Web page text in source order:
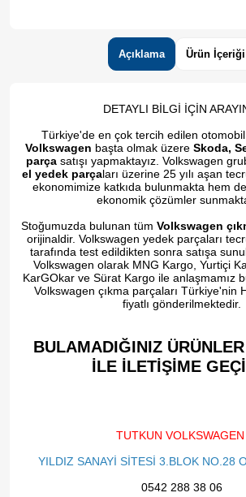
Açıklama Ürün İçeriği
DETAYLI BİLGİ İÇİN
Türkiye'de en çok tercih edilen
Volkswagen başta olmak üzere Skoda,
parçasatışı yapmaktayız. Volkswagen
el yedek parçaları üzerine 25 yılı aşan
ekonomimize katkıda bulunmakta hem
ekonomik çözümler
Stoğumuzda bulunan tüm Volkswagen
orijinaldir. Volkswagen yedek parçaları
tarafında test edildikten sonra satışa
Volkswagen olarak MNG Kargo, Yurtiçi
KarGOkar ve Sürat Kargo ile anlaşmamız
Volkswagen çıkma parçaları Türkiye'nin
fiyatlı gönderilmektedir.
BULAMADIĞINIZ
İLE İLETİŞİME
TUTKUN VOLKSWAGEN
YILDIZ SANAYİ SİTESİ 3.BLOK NO.28
0542 288 38 06